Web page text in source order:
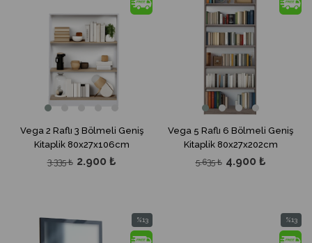
Vega 2 Raflı 3 Bölmeli Geniş
Kitaplik 80x27x106cm
2.900 ₺
3.335 ₺
%13İndirim
Vega 5 Raflı 6 Bölmeli Geniş
Kitaplik 80x27x202cm
4.900 ₺
5.635 ₺
%13
İndirim
%13
İndirim